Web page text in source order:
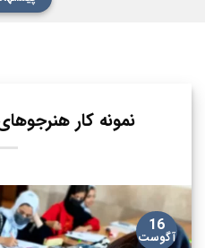
نمونه کار
16
آگوست